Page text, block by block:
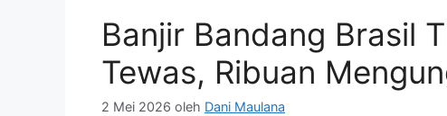
Banjir Bandang Brasil
Tewas, Ribuan
2 Mei 2026 oleh Dani Maulana